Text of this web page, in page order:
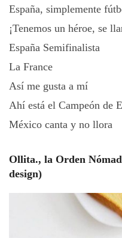
España, simplemente
¡Tenemos un héroe, se
España Semifinalista
La France
Así me gusta a mí
Ahí está el Campeón de
México canta y no llora
Ollita., la Orden
design)